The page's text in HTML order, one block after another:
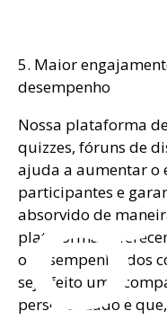
5. Maior
desempenho
Nossa plataforma
quizzes, fóruns de
ajuda a aumentar o
participantes e
absorvido de
plataformas
o desempenho dos
seja feito um
personalizado e